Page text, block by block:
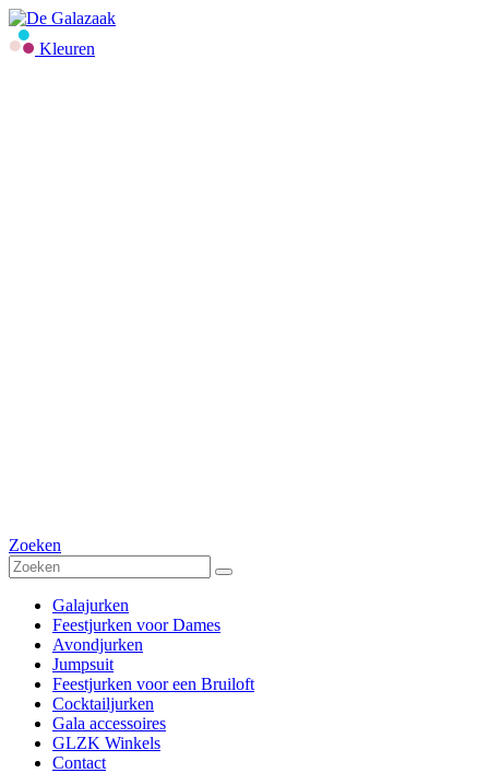
Kleuren
Zoeken
Galajurken
Feestjurken voor Dames
Avondjurken
Jumpsuit
Feestjurken voor een Bruiloft
Cocktailjurken
Gala accessoires
GLZK Winkels
Contact